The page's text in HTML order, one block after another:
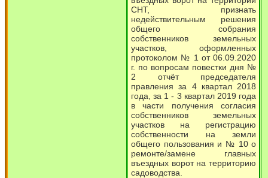
СНТ, признать
недействительным решения
общего собрания
собственников земельных
участков, оформленных
протоколом № 1 от 06.09.2020
г. по вопросам повестки дня №
2 отчёт председателя
правления за 4 квартал 2018
года, за 1 - 3 квартал 2019 года
в части получения согласия
собственников земельных
участков на регистрацию
собственности на земли
общего пользования и № 10 о
ремонте/замене главных
въездных ворот на территорию
садоводства.